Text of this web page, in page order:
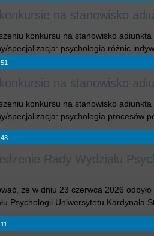
na stanowisko
konkursu na stanowisko adiunkta
specjalizacja: psychologia różnic
na stanowisko
konkursu na stanowisko adiunkta
specjalizacja: psychologia procesów
Rady Wydziału
że w dniu 23 czerwca 2026
Psychologii Uniwersytetu Kardynała